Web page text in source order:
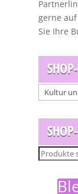
gerne
Sie Ihre
Suchen